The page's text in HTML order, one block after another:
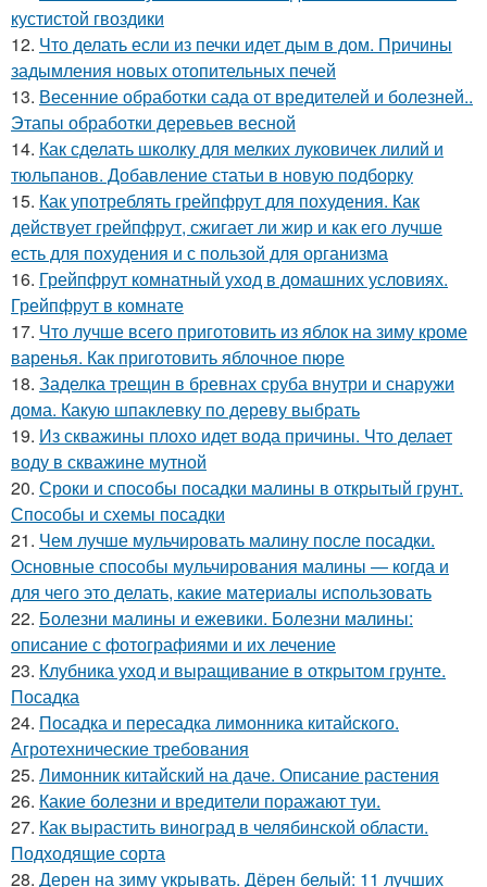
кустистой гвоздики
12. Что делать если из печки идет дым в дом. Причины
задымления новых отопительных печей
13. Весенние обработки сада от вредителей и болезней..
Этапы обработки деревьев весной
14. Как сделать школку для мелких луковичек лилий и
тюльпанов. Добавление статьи в новую подборку
15. Как употреблять грейпфрут для похудения. Как
действует грейпфрут, сжигает ли жир и как его лучше
есть для похудения и с пользой для организма
16. Грейпфрут комнатный уход в домашних условиях.
Грейпфрут в комнате
17. Что лучше всего приготовить из яблок на зиму кроме
варенья. Как приготовить яблочное пюре
18. Заделка трещин в бревнах сруба внутри и снаружи
дома. Какую шпаклевку по дереву выбрать
19. Из скважины плохо идет вода причины. Что делает
воду в скважине мутной
20. Сроки и способы посадки малины в открытый грунт.
Способы и схемы посадки
21. Чем лучше мульчировать малину после посадки.
Основные способы мульчирования малины — когда и
для чего это делать, какие материалы использовать
22. Болезни малины и ежевики. Болезни малины:
описание с фотографиями и их лечение
23. Клубника уход и выращивание в открытом грунте.
Посадка
24. Посадка и пересадка лимонника китайского.
Агротехнические требования
25. Лимонник китайский на даче. Описание растения
26. Какие болезни и вредители поражают туи.
27. Как вырастить виноград в челябинской области.
Подходящие сорта
28. Дерен на зиму укрывать. Дёрен белый: 11 лучших